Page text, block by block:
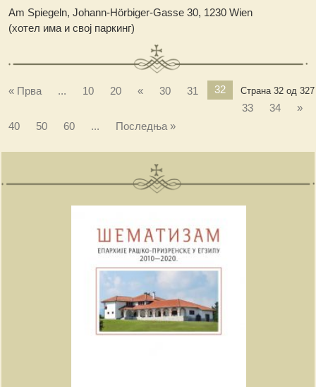
Am Spiegeln, Johann-Hörbiger-Gasse 30, 1230 Wien
(хотел има и свој паркинг)
Страна 32 од 327
« Прва ... 10 20 « 30 31
32
33
34
»
40
50 60 ... Последња »